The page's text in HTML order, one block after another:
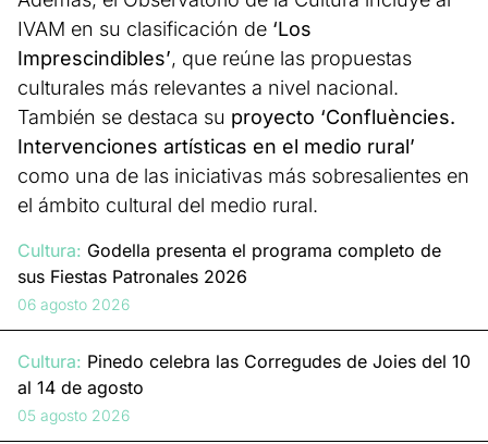
IVAM en su clasificación de ‘Los
Imprescindibles’, que reúne las propuestas
culturales más relevantes a nivel nacional.
También se destaca su proyecto ‘Confluències.
Intervenciones artísticas en el medio rural’
como una de las iniciativas más sobresalientes en
el ámbito cultural del medio rural.
Cultura: Godella presenta el programa completo de
sus Fiestas Patronales 2026
06 agosto 2026
Cultura: Pinedo celebra las Corregudes de Joies del 10
al 14 de agosto
05 agosto 2026